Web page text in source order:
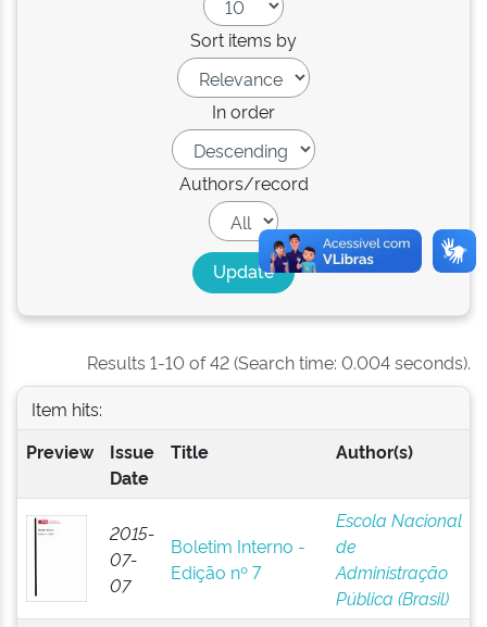
Sort items by
In order
Authors/record
Results 1-10 of 42 (Search time: 0.004 seconds).
Item hits:
Preview
Issue
Date
Title Author(s)
2015-
07-
07
Boletim Interno -
Edição nº 7
Escola Nacional
de
Administração
Pública (Brasil)